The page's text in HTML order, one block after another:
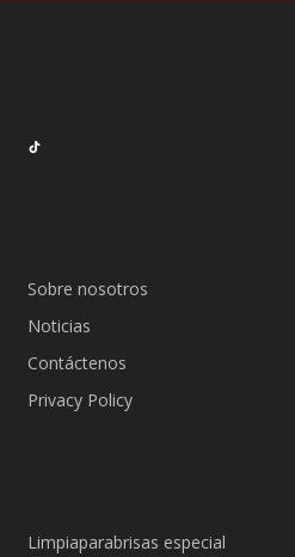
Sobre nosotros
Noticias
Contáctenos
Privacy Policy
Limpiaparabrisas especial